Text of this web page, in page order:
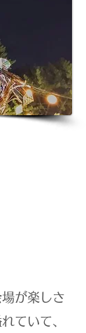
が楽しさ
ていて、